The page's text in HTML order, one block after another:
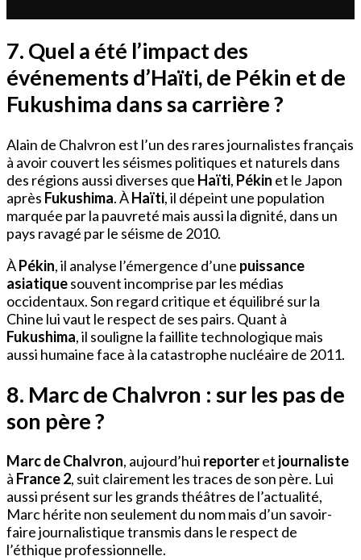
7. Quel a été l’impact des
événements d’Haïti, de Pékin et de
Fukushima dans sa carrière ?
Alain de Chalvron est l’un des rares journalistes français
à avoir couvert les séismes politiques et naturels dans
des régions aussi diverses que Haïti, Pékin et le Japon
après Fukushima. ÀHaïti, il dépeint une population
marquée par la pauvreté mais aussi la dignité, dans un
pays ravagé par le séisme de 2010.
ÀPékin, il analyse l’émergence d’une puissance
asiatiquesouvent incomprise par les médias
occidentaux. Son regard critique et équilibré sur la
Chine lui vaut le respect de ses pairs. Quant à
Fukushima, il souligne la faillite technologique mais
aussi humaine face à la catastrophe nucléaire de 2011.
8. Marc de Chalvron : sur les pas de
son père ?
Marc de Chalvron, aujourd’hui reporteret journaliste
à France 2, suit clairement les traces de son père. Lui
aussi présent sur les grands théâtres de l’actualité,
Marc hérite non seulement du nom mais d’un savoir-
faire journalistique transmis dans le respect de
l’éthique professionnelle.